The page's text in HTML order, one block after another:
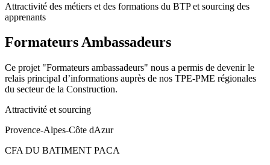
Attractivité des métiers et des formations du BTP et sourcing des
apprenants
Formateurs Ambassadeurs
Ce projet "Formateurs ambassadeurs" nous a permis de devenir le
relais principal d’informations auprès de nos TPE-PME régionales
du secteur de la Construction.
Attractivité et sourcing
Provence-Alpes-Côte dAzur
CFA DU BATIMENT PACA